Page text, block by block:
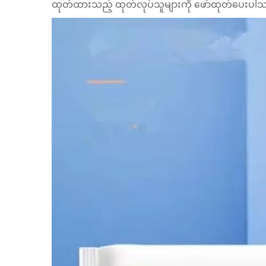
ထုတ်ထားသည့် ထုတ်လုပ်သူများကို ဖော်ထုတ်ပေးပါ